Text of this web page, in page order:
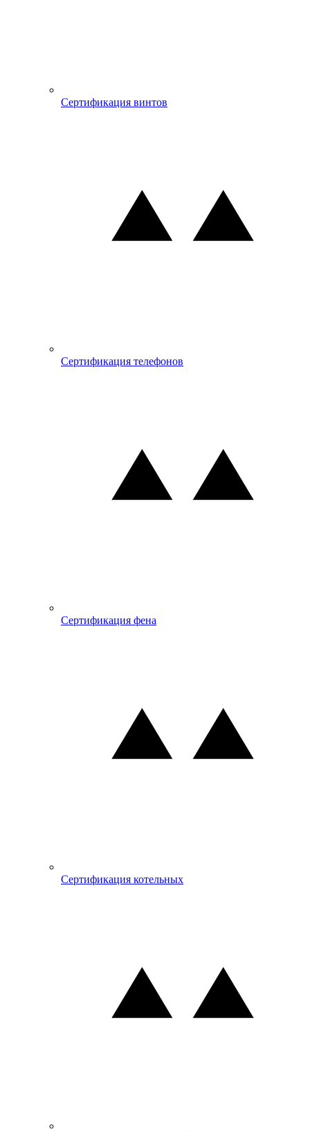
Сертификация винтов
Сертификация телефонов
Сертификация фена
Сертификация котельных